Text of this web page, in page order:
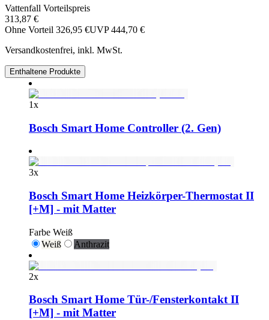
Vattenfall Vorteilspreis
313,87 €
Ohne Vorteil 326,95 €UVP 444,70 €
Versandkostenfrei, inkl. MwSt.
Enthaltene Produkte
1x
Bosch Smart Home Controller (2. Gen)
3x
Bosch Smart Home Heizkörper-Thermostat II
[+M] - mit Matter
Farbe Weiß
Weiß
Anthrazit
2x
Bosch Smart Home Tür-/Fensterkontakt II
[+M] - mit Matter